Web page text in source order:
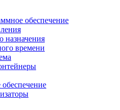
обеспечение
назначения
времени